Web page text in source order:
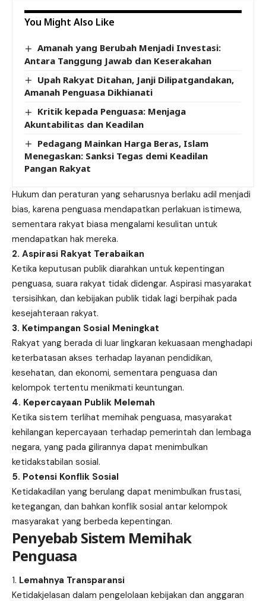
You Might Also Like
Amanah yang Berubah Menjadi Investasi:
Antara Tanggung Jawab dan Keserakahan
Upah Rakyat Ditahan, Janji Dilipatgandakan,
Amanah Penguasa Dikhianati
Kritik kepada Penguasa: Menjaga
Akuntabilitas dan Keadilan
Pedagang Mainkan Harga Beras, Islam
Menegaskan: Sanksi Tegas demi Keadilan
Pangan Rakyat
Hukum dan peraturan yang seharusnya berlaku adil menjadi
bias, karena penguasa mendapatkan perlakuan istimewa,
sementara rakyat biasa mengalami kesulitan untuk
mendapatkan hak mereka.
2. Aspirasi Rakyat Terabaikan
Ketika keputusan publik diarahkan untuk kepentingan
penguasa, suara rakyat tidak didengar. Aspirasi masyarakat
tersisihkan, dan kebijakan publik tidak lagi berpihak pada
kesejahteraan rakyat.
3. Ketimpangan Sosial Meningkat
Rakyat yang berada di luar lingkaran kekuasaan menghadapi
keterbatasan akses terhadap layanan pendidikan,
kesehatan, dan ekonomi, sementara penguasa dan
kelompok tertentu menikmati keuntungan.
4. Kepercayaan Publik Melemah
Ketika sistem terlihat memihak penguasa, masyarakat
kehilangan kepercayaan terhadap pemerintah dan lembaga
negara, yang pada gilirannya dapat menimbulkan
ketidakstabilan sosial.
5. Potensi Konflik Sosial
Ketidakadilan yang berulang dapat menimbulkan frustasi,
ketegangan, dan bahkan konflik sosial antar kelompok
masyarakat yang berbeda kepentingan.
Penyebab Sistem Memihak
Penguasa
Lemahnya Transparansi
Ketidakjelasan dalam pengelolaan kebijakan dan anggaran